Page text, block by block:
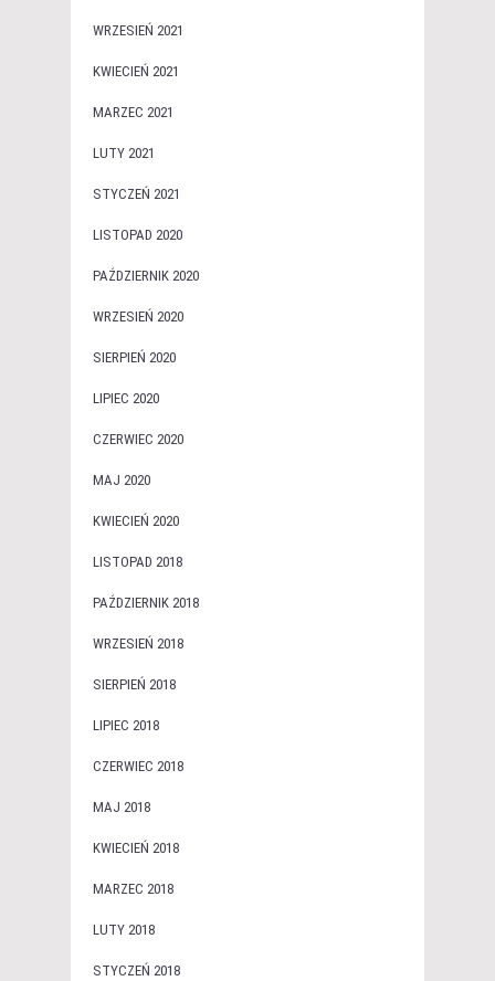
WRZESIEŃ 2021
KWIECIEŃ 2021
MARZEC 2021
LUTY 2021
STYCZEŃ 2021
LISTOPAD 2020
PAŹDZIERNIK 2020
WRZESIEŃ 2020
SIERPIEŃ 2020
LIPIEC 2020
CZERWIEC 2020
MAJ 2020
KWIECIEŃ 2020
LISTOPAD 2018
PAŹDZIERNIK 2018
WRZESIEŃ 2018
SIERPIEŃ 2018
LIPIEC 2018
CZERWIEC 2018
MAJ 2018
KWIECIEŃ 2018
MARZEC 2018
LUTY 2018
STYCZEŃ 2018